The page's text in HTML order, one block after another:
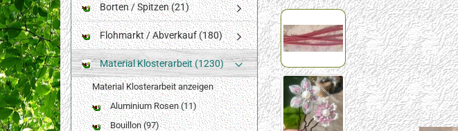
Borten / Spitzen (21)
Flohmarkt / Abverkauf (180)
Material Klosterarbeit (1230)
Material Klosterarbeit anzeigen
Aluminium Rosen (11)
Bouillon (97)